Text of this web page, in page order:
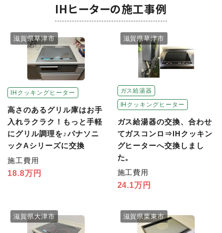
IHヒーターの施工事例
IHクッキングヒーター
滋賀県草津市
高さのあるグリル庫はお手
入れラクラク！もっと手軽
にグリル調理を♪パナソニ
ックAシリーズに交換
施工費用
18.8万円
ガス給湯器
IHクッキングヒーター
滋賀県草津市
ガス給湯器の交換、合わせ
てガスコンロ⇒IHクッキン
グヒーターへ交換しまし
た。
施工費用
24.1万円
滋賀県大津市 滋賀県栗東市